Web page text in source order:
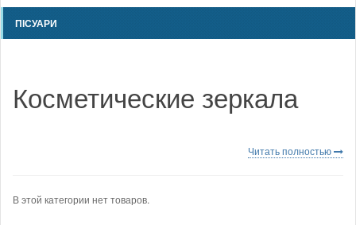
ПІСУАРИ
Косметические зеркала
Читать полностью
В этой категории нет товаров.